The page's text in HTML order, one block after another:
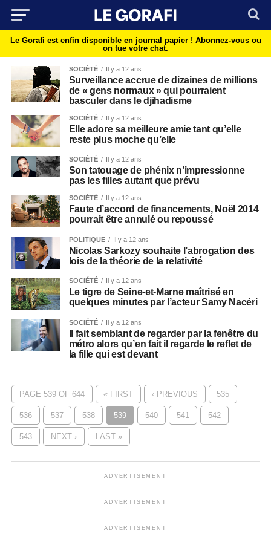
Le Gorafi est enfin disponible en journal papier ! Abonnez-vous ou
on tue votre chat.
SOCIÉTÉ Il y a 12 ans
Surveillance accrue de dizaines de millions
de « gens normaux » qui pourraient
basculer dans le djihadisme
SOCIÉTÉ Il y a 12 ans
Elle adore sa meilleure amie tant qu’elle
reste plus moche qu’elle
SOCIÉTÉ Il y a 12 ans
Son tatouage de phénix n’impressionne
pas les filles autant que prévu
SOCIÉTÉ Il y a 12 ans
Faute d’accord de financements, Noël 2014
pourrait être annulé ou repoussé
POLITIQUE Il y a 12 ans
Nicolas Sarkozy souhaite l’abrogation des
lois de la théorie de la relativité
SOCIÉTÉ Il y a 12 ans
Le tigre de Seine-et-Marne maîtrisé en
quelques minutes par l’acteur Samy Nacéri
SOCIÉTÉ Il y a 12 ans
Il fait semblant de regarder par la fenêtre du
métro alors qu’en fait il regarde le reflet de
la fille qui est devant
PAGE 539 OF 644 « FIRST ‹ PREVIOUS 535
536 537 538 539 540 541 542
543 NEXT › LAST »
ADVERTISEMENT
ADVERTISEMENT
ADVERTISEMENT